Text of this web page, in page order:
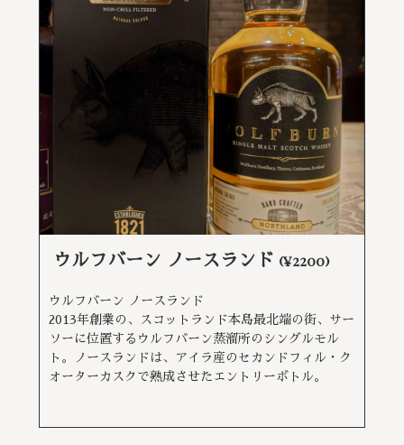
ウルフバーン ノースランド (¥2200)
ウルフバーン ノースランド
2013年創業の、スコットランド本島最北端の街、サー
ソーに位置するウルフバーン蒸溜所のシングルモル
ト。ノースランドは、アイラ産のセカンドフィル・ク
オーターカスクで熟成させたエントリーボトル。